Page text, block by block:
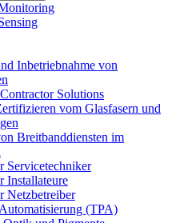
Inbetriebnahme von
Solutions
vom Glasfasern und
Breitbanddiensten im
Servicetechniker
Installateure
Netzbetreiber
(TPA)